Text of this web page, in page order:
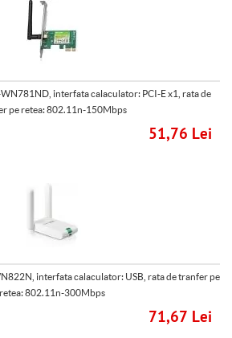
WN781ND, interfata calaculator: PCI-E x1, rata de
pe retea: 802.11n-150Mbps
51,76 Lei
interfata calaculator: USB, rata de tranfer pe
retea: 802.11n-300Mbps
71,67 Lei